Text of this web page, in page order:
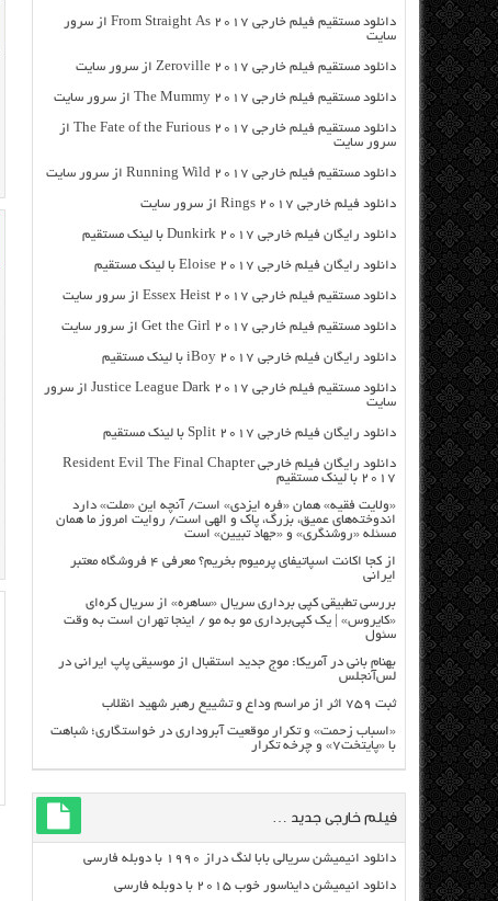
دانلود مستقیم فیلم خارجی From Straight As 2017 از سرور
سایت
دانلود مستقیم فیلم خارجی Zeroville 2017 از سرور سایت
دانلود مستقیم فیلم خارجی The Mummy 2017 از سرور سایت
دانلود مستقیم فیلم خارجی The Fate of the Furious 2017 از
سرور سایت
دانلود مستقیم فیلم خارجی Running Wild 2017 از سرور سایت
دانلود فیلم خارجی Rings 2017 از سرور سایت
دانلود رایگان فیلم خارجی Dunkirk 2017 با لینک مستقیم
دانلود رایگان فیلم خارجی Eloise 2017 با لینک مستقیم
دانلود مستقیم فیلم خارجی Essex Heist 2017 از سرور سایت
دانلود مستقیم فیلم خارجی Get the Girl 2017 از سرور سایت
دانلود رایگان فیلم خارجی iBoy 2017 با لینک مستقیم
دانلود مستقیم فیلم خارجی Justice League Dark 2017 از سرور
سایت
دانلود رایگان فیلم خارجی Split 2017 با لینک مستقیم
دانلود رایگان فیلم خارجی Resident Evil The Final Chapter
2017 با لینک مستقیم
«ولایت فقیه» همان «فره ایزدی» است/ آنچه این «ملت» دارد
اندوخته‌های عمیق، بزرگ، پاک و الهی است/ روایت امروز ما همان
مسئله «روشنگری» و «جهاد تبیین» است
از کجا اکانت اسپاتیفای پرمیوم بخریم؟ معرفی ۴ فروشگاه معتبر
ایرانی
بررسی تطبیقی کپی برداری سریال «ساهره» از سریال کره‌ای
«کایروس» | یک کپی‌برداری مو به مو / اینجا تهران است به وقت
سئول
بهنام بانی در آمریکا: موج جدید استقبال از موسیقی پاپ ایرانی در
لس‌آنجلس
ثبت ۷۵۹ اثر از مراسم وداع و تشییع رهبر شهید انقلاب
«اسباب زحمت» و تکرار موقعیت آبروداری در خواستگاری؛ شباهت
با «پایتخت۷» و چرخه تکرار
فیلم خارجی جدید …
دانلود انیمیشن سریالی بابا لنگ دراز ۱۹۹۰ با دوبله فارسی
دانلود انیمیشن دایناسور خوب ۲۰۱۵ با دوبله فارسی